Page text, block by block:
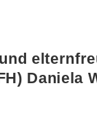
Daniela